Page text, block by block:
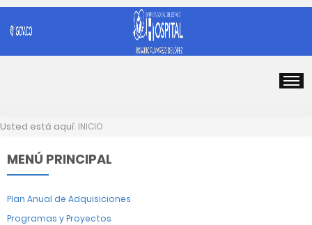
Usted está aquí: INICIO
MENÚ PRINCIPAL
Plan Anual de Adquisiciones
Programas y Proyectos